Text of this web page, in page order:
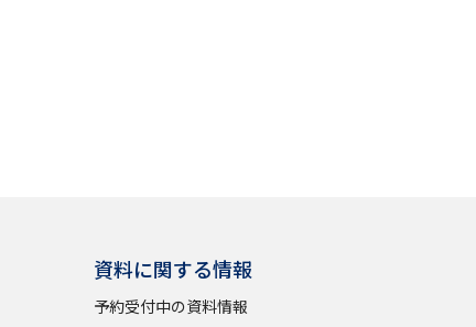
資料に関する情報
予約受付中の資料情報